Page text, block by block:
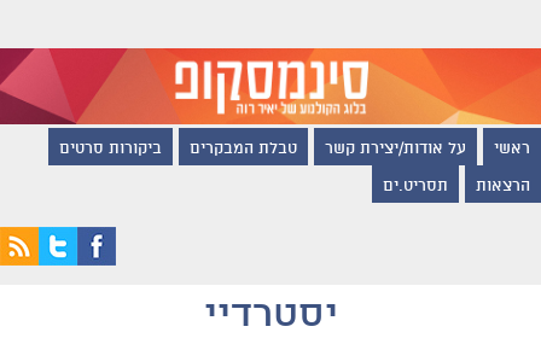
ראשי על אודות/יצירת קשר טבלת המבקרים ביקורות סרטים
הרצאות תסריט.ים
יסטרדיי